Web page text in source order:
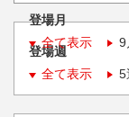
登場月
全て表示
9
登場週
全て表示
5